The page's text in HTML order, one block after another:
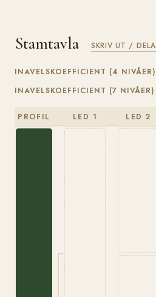
Stamtavla SKRIV UT / DELA
INAVELSKOEFFICIENT (4 NIVÅER)
INAVELSKOEFFICIENT (7 NIVÅER)
PROFIL LED 1 LED 2